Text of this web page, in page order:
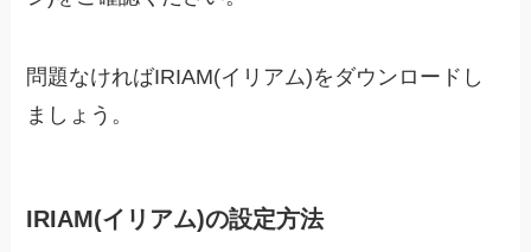
問題なければIRIAM(イリアム)をダウンロードし
ましょう。
IRIAM(イリアム)の設定方法